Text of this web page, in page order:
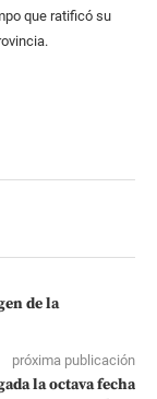
que ratificó su
de la
próxima publicación
la octava fecha